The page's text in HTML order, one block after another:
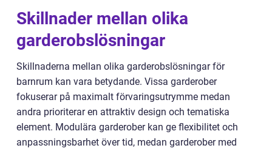
Skillnader mellan olika
garderobslösningar
Skillnaderna mellan olika garderobslösningar för
barnrum kan vara betydande. Vissa garderober
fokuserar på maximalt förvaringsutrymme medan
andra prioriterar en attraktiv design och tematiska
element. Modulära garderober kan ge flexibilitet och
anpassningsbarhet över tid, medan garderober med